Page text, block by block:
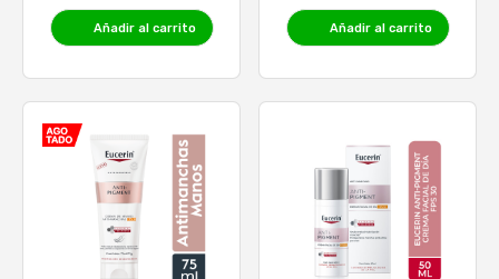
Añadir al carrito Añadir al carrito